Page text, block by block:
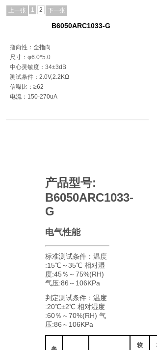
上一张 1 2 下一张
B6050ARC1033-G
指向性：全指向
尺寸：φ6.0*5.0
中心灵敏度：34±3dB
测试条件：2.0V,2.2KΩ
信噪比：≥62
电流：150-270uA
产品型号:
B6050ARC1033-
G
电气性能
标准测试条件：温度
:15℃～35℃ 相对湿
度:45％～75%(RH)
气压:86～106KPa
判定测试条件：温度
:20℃±2℃ 相对湿度
:60％～70%(RH) 气
压:86～106KPa
较